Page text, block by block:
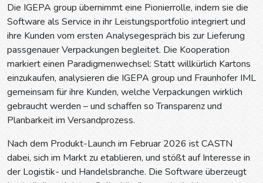
Die IGEPA group übernimmt eine Pionierrolle, indem sie die
Software als Service in ihr Leistungsportfolio integriert und
ihre Kunden vom ersten Analysegespräch bis zur Lieferung
passgenauer Verpackungen begleitet. Die Kooperation
markiert einen Paradigmenwechsel: Statt willkürlich Kartons
einzukaufen, analysieren die IGEPA group und Fraunhofer IML
gemeinsam für ihre Kunden, welche Verpackungen wirklich
gebraucht werden – und schaffen so Transparenz und
Planbarkeit im Versandprozess.
Nach dem Produkt-Launch im Februar 2026 ist CASTN
dabei, sich im Markt zu etablieren, und stößt auf Interesse in
der Logistik- und Handelsbranche. Die Software überzeugt